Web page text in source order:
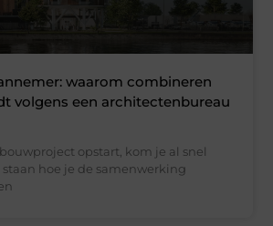
waarom combineren
volgens een architectenbureau
opstart, kom je al snel
staan hoe je de samenwerking